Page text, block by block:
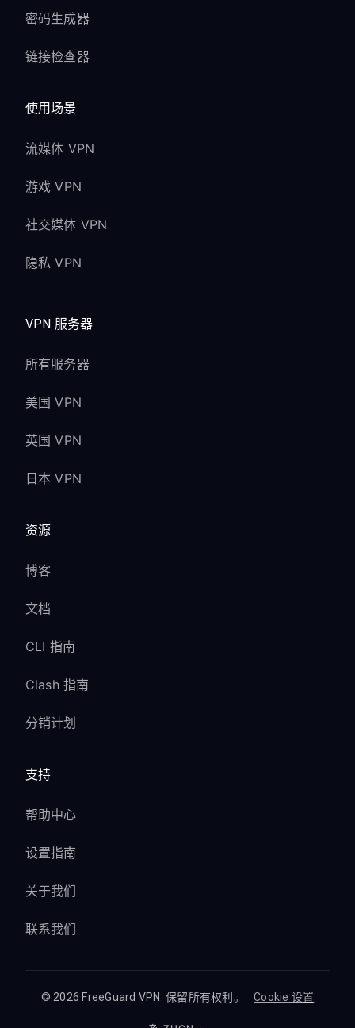
密码生成器
链接检查器
使用场景
流媒体 VPN
游戏 VPN
社交媒体 VPN
隐私 VPN
VPN 服务器
所有服务器
美国 VPN
英国 VPN
日本 VPN
资源
博客
文档
CLI 指南
Clash 指南
分销计划
支持
帮助中心
设置指南
关于我们
联系我们
© 2026 FreeGuard VPN. 保留所有权利。 Cookie 设置